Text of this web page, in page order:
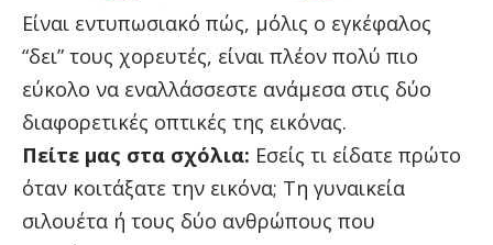
Είναι εντυπωσιακό πώς, μόλις ο εγκέφαλος
“δει” τους χορευτές, είναι πλέον πολύ πιο
εύκολο να εναλλάσσεστε ανάμεσα στις δύο
διαφορετικές οπτικές της εικόνας.
Πείτε μας στα σχόλια: Εσείς τι είδατε πρώτο
όταν κοιτάξατε την εικόνα; Τη γυναικεία
σιλουέτα ή τους δύο ανθρώπους που